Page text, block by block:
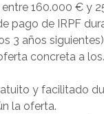
160.000 € y
pago de IRPF
3 años
concreta a
y facilitado
la oferta.